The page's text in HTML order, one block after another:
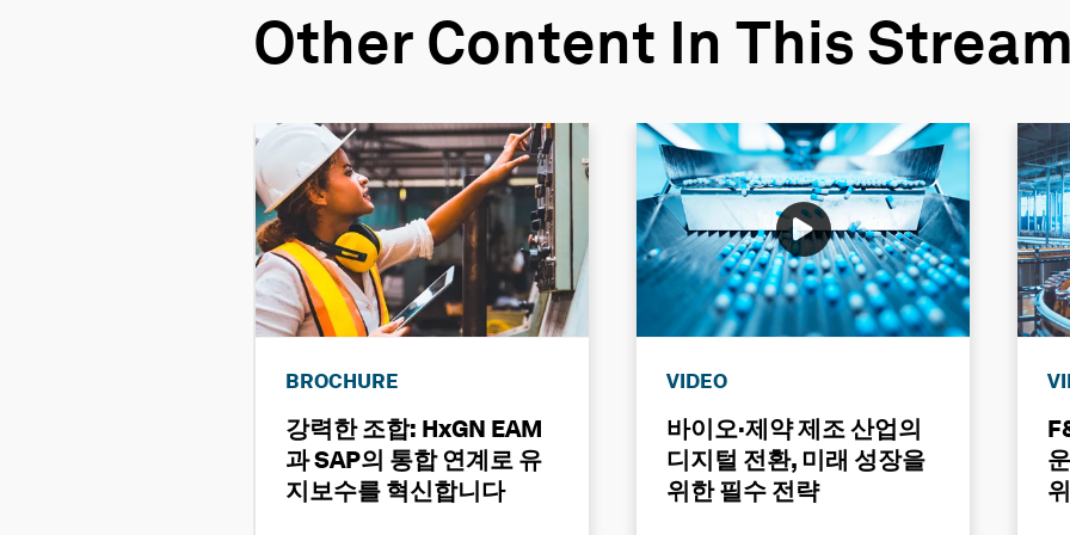
Other Content In This
BROCHURE
강력한 조합: HxGN EAM
과 SAP의 통합 연계로 유
지보수를 혁신합니다
VIDEO
바이오·제약 제조 산업의
디지털 전환, 미래 성장을
위한 필수 전략